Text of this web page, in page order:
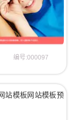
编号:000097